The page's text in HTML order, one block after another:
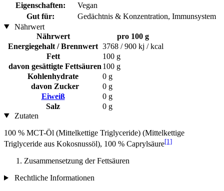
Eigenschaften:
Vegan
Gut für:
Gedächtnis & Konzentration, Immunsystem
Nährwert
Nährwert
pro 100 g
Energiegehalt / Brennwert 3768 / 900 kj / kcal
Fett
100 g
davon gesättigte Fettsäuren 100 g
Kohlenhydrate
0 g
davon Zucker
0 g
Eiweiß
0 g
Salz
0 g
Zutaten
100 % MCT-Öl (Mittelkettige Triglyceride) (Mittelkettige
Triglyceride aus Kokosnussöl), 100 % Caprylsäure[1]
Zusammensetzung der Fettsäuren
Rechtliche Informationen